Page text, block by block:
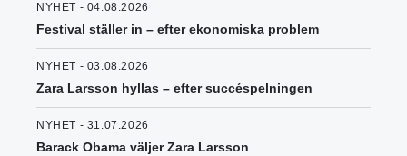
NYHET - 04.08.2026
Festival ställer in – efter ekonomiska problem
NYHET - 03.08.2026
Zara Larsson hyllas – efter succéspelningen
NYHET - 31.07.2026
Barack Obama väljer Zara Larsson